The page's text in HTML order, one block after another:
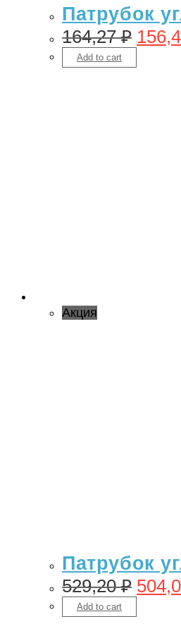
Патрубок
164,27₽
Add to cart
Акция
Патрубок
529,20₽
Add to cart